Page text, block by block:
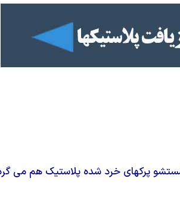
پرکهای خرد شده پلاستیک هم می